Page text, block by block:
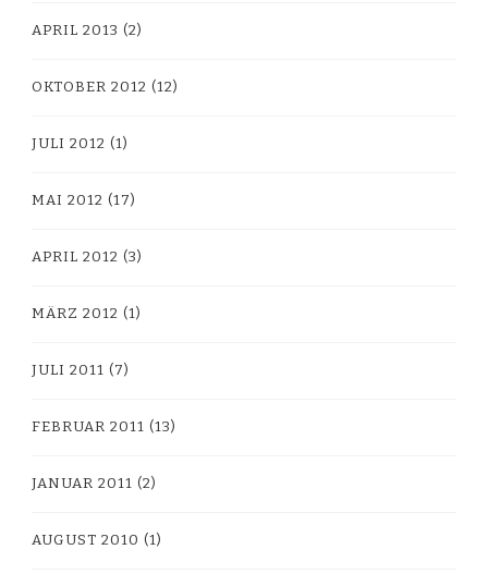
APRIL 2013 (2)
OKTOBER 2012 (12)
JULI 2012 (1)
MAI 2012 (17)
APRIL 2012 (3)
MÄRZ 2012 (1)
JULI 2011 (7)
FEBRUAR 2011 (13)
JANUAR 2011 (2)
AUGUST 2010 (1)